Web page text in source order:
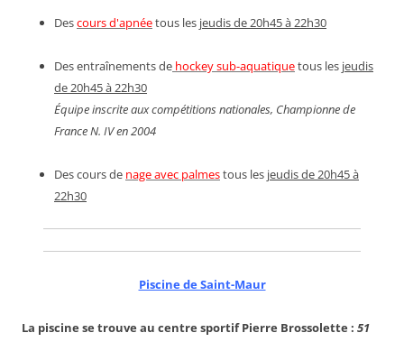
Descours d'apnéetous les jeudis de 20h45 à 22h30
Des entraînements de hockey sub-aquatiquetous les jeudis
de 20h45 à 22h30
Équipe inscrite aux compétitions nationales, Championne de
France N. IV en 2004
Des cours de nage avec palmestous les jeudis de 20h45 à
22h30
Piscine de Saint-Maur
La piscine se trouve au centre sportif Pierre Brossolette : 51